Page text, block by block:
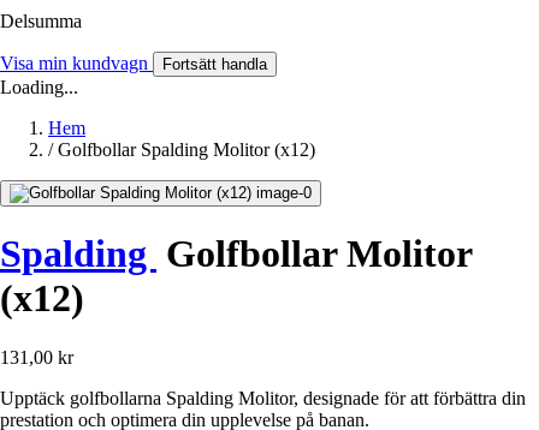
Delsumma
Visa min kundvagn Fortsätt handla
Loading...
Hem
/ Golfbollar Spalding Molitor (x12)
Spalding Golfbollar Molitor
(x12)
131,00 kr
Upptäck golfbollarna Spalding Molitor, designade för att förbättra din
prestation och optimera din upplevelse på banan.